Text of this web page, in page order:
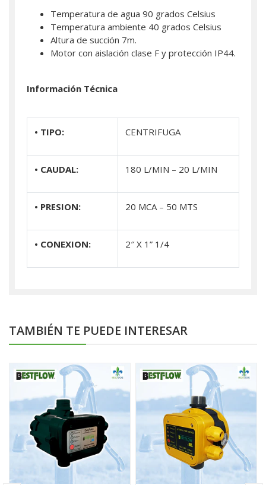
Temperatura de agua 90 grados Celsius
Temperatura ambiente 40 grados Celsius
Altura de succión 7m.
Motor con aislación clase F y protección IP44.
Información Técnica
• TIPO: CENTRIFUGA
• CAUDAL: 180 L/MIN – 20 L/MIN
• PRESION: 20 MCA – 50 MTS
• CONEXION: 2″ X 1” 1/4
TAMBIÉN TE PUEDE INTERESAR